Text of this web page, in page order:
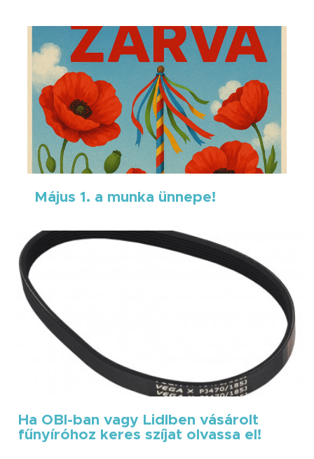
Május 1. a munka ünnepe!
Ha OBI-ban vagy Lidlben vásárolt
fűnyíróhoz keres szíjat olvassa el!